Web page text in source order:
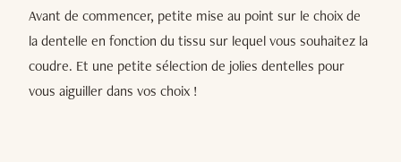
Avant de commencer, petite mise au point sur le choix de
la dentelle en fonction du tissu sur lequel vous souhaitez la
coudre. Et une petite sélection de jolies dentelles pour
vous aiguiller dans vos choix !